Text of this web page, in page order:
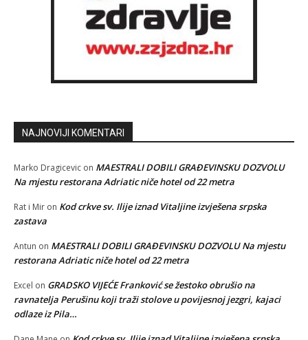
NAJNOVIJI KOMENTARI
Marko Dragicevic on MAESTRALI DOBILI GRAĐEVINSKU DOZVOLU
Na mjestu restorana Adriatic niče hotel od 22 metra
Rat i Mir on Kod crkve sv. Ilije iznad Vitaljine izvješena srpska
zastava
Antun on MAESTRALI DOBILI GRAĐEVINSKU DOZVOLU Na mjestu
restorana Adriatic niče hotel od 22 metra
Excel on GRADSKO VIJEĆE Franković se žestoko obrušio na
ravnatelja Perušinu koji traži stolove u povijesnoj jezgri, kajaci
odlaze iz Pila…